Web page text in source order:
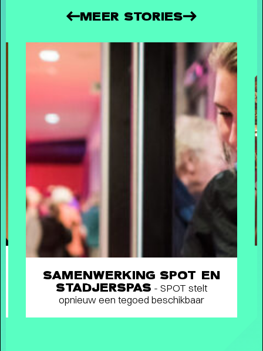
ALS KIND WIST JE NIET WAT ER
ALLEMAAL GEBEURDE- Jackie en
Marlon met de Jacksons na meer dan halve eeuw
weer in Groningen
MEER STORIES
SAMENWERKING SPOT EN
STADJERSPAS - SPOT stelt
opnieuw een tegoed beschikbaar